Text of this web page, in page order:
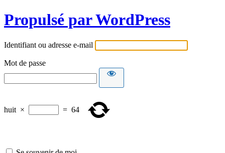
Propulsé par WordPress
Identifiant ou adresse e-mail
Mot de passe
huit × = 64